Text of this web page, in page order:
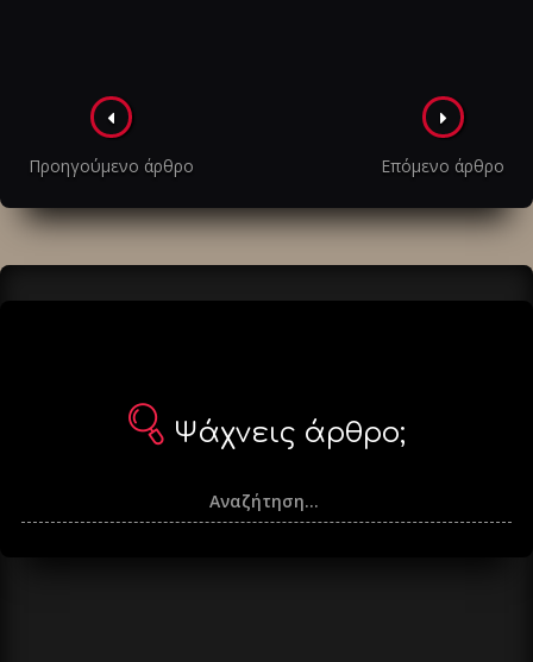
Πλοήγηση
στα
άρθρα
Προηγούμενο άρθρο Επόμενο άρθρο
Ψάχνεις άρθρο;